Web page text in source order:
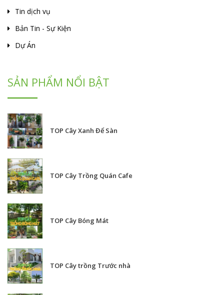
Tin dịch vụ
Bản Tin - Sự Kiện
Dự Án
SẢN PHẨM NỔI BẬT
TOP Cây Xanh Để Sàn
TOP Cây Trồng Quán Cafe
TOP Cây Bóng Mát
TOP Cây trồng Trước nhà